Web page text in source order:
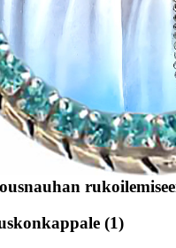
on täysin hyvä
mieltä auttaen meditoimaan.
(1)